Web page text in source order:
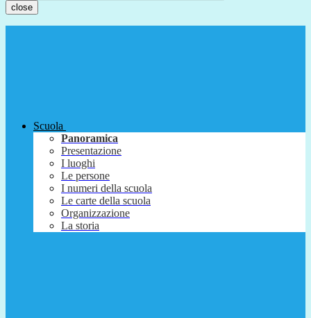
close
Scuola
Panoramica
Presentazione
I luoghi
Le persone
I numeri della scuola
Le carte della scuola
Organizzazione
La storia